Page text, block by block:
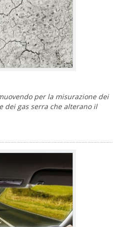
per la misurazione dei
dei gas serra che alterano il